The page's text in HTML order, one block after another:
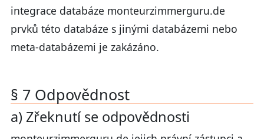
integrace databáze monteurzimmerguru.de
prvků této databáze s jinými databázemi nebo
meta-databázemi je zakázáno.
§ 7 Odpovědnost
a) Zřeknutí se odpovědnosti